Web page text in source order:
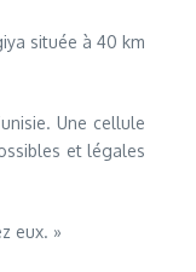
située à 40 km
Une cellule
et légales
eux. »